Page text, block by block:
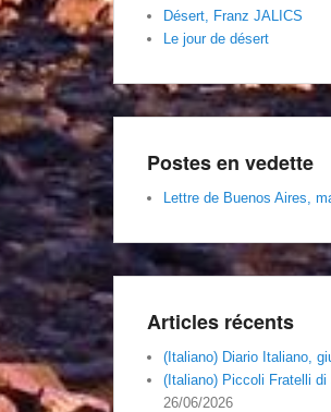
Désert, Franz JALICS
Le jour de désert
Postes en vedette
Lettre de Buenos Aires,
Articles récents
(Italiano) Diario Italiano,
(Italiano) Piccoli Fratelli
26/06/2026